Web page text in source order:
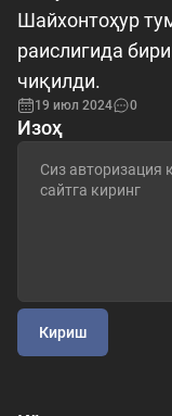
Шайхонтоҳур
раислигида
чиқилди.
19 июл 2024 0
Изоҳ
Кириш